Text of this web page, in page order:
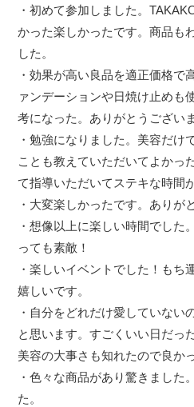
・初めて参加しました。
かった楽しかったです。商品も
した。
・効果が高い良品を適正価格で
ァンデーションや日焼け止めも
考になった。ありがとうござい
・勉強になりました。美容だけ
ことも教えていただいてよかっ
て指導いただいてステキな時間
・大変楽しかったです。ありが
・想像以上に楽しい時間でした
っても素敵！
・楽しいイベントでした！もち
嬉しいです。
・自分をどれだけ愛していない
と思います。すごくいい日だっ
美容の大事さも知れたので良か
・色々な商品があり驚きました
た。